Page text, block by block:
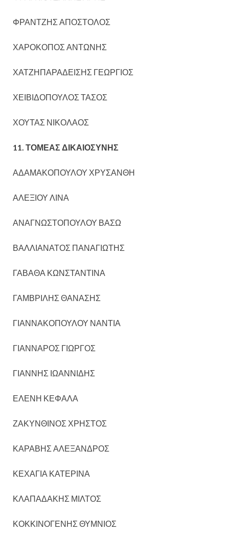
ΦΡΑΝΤΖΗΣ ΑΠΟΣΤΟΛΟΣ
ΧΑΡΟΚΟΠΟΣ ΑΝΤΩΝΗΣ
ΧΑΤΖΗΠΑΡΑΔΕΙΣΗΣ ΓΕΩΡΓΙΟΣ
ΧΕΙΒΙΔΟΠΟΥΛΟΣ ΤΑΣΟΣ
ΧΟΥΤΑΣ ΝΙΚΟΛΑΟΣ
11. ΤΟΜΕΑΣ ΔΙΚΑΙΟΣΥΝΗΣ
ΑΔΑΜΑΚΟΠΟΥΛΟΥ ΧΡΥΣΑΝΘΗ
ΑΛΕΞΙΟΥ ΛΙΝΑ
ΑΝΑΓΝΩΣΤΟΠΟΥΛΟΥ ΒΑΣΩ
ΒΑΛΛΙΑΝΑΤΟΣ ΠΑΝΑΓΙΩΤΗΣ
ΓΑΒΑΘΑ ΚΩΝΣΤΑΝΤΙΝΑ
ΓΑΜΒΡΙΛΗΣ ΘΑΝΑΣΗΣ
ΓΙΑΝΝΑΚΟΠΟΥΛΟΥ ΝΑΝΤΙΑ
ΓΙΑΝΝΑΡΟΣ ΓΙΩΡΓΟΣ
ΓΙΑΝΝΗΣ ΙΩΑΝΝΙΔΗΣ
ΕΛΕΝΗ ΚΕΦΑΛΑ
ΖΑΚΥΝΘΙΝΟΣ ΧΡΗΣΤΟΣ
ΚΑΡΑΒΗΣ ΑΛΕΞΑΝΔΡΟΣ
ΚΕΧΑΓΙΑ ΚΑΤΕΡΙΝΑ
ΚΛΑΠΑΔΑΚΗΣ ΜΙΛΤΟΣ
ΚΟΚΚΙΝΟΓΕΝΗΣ ΘΥΜΝΙΟΣ